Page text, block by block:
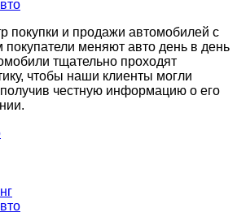
покупки и продажи автомобилей с
покупатели меняют авто день в день
тщательно проходят
чтобы наши клиенты могли
честную информацию о его